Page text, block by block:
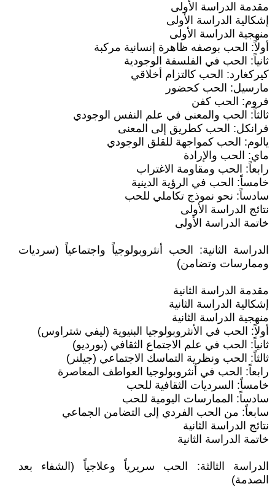
مقدمة الدراسة الأولى
إشكالية الدراسة الأولى
منهجية الدراسة الأولى
أولاً: الحب بوصفه ظاهرة إنسانية مركبة
ثانياً: الحب في الفلسفة الوجودية
كيركغارد: الحب كالتزام أخلاقي
مارسيل: الحب كحضور
فروم: الحب كفن
ثالثاً: الحب والمعنى في علم النفس الوجودي
فرانكل: الحب كطريق إلى المعنى
يالوم: الحب كمواجهة للقلق الوجودي
ماي: الحب والإرادة
رابعاً: الحب ومقاومة الاغتراب
خامساً: الحب في الرؤية الدينية
سادساً: نحو نموذج تكاملي للحب
نتائج الدراسة الأولى
خاتمة الدراسة الأولى
الدراسة الثانية: الحب أنثروبولوجياً واجتماعياً (سرديات
وممارسات وتضامن)
مقدمة الدراسة الثانية
إشكالية الدراسة الثانية
منهجية الدراسة الثانية
أولاً: الحب في الأنثروبولوجيا البنيوية (ليفي شتراوس)
ثانياً: الحب في علم الاجتماع الثقافي (بورديو)
ثالثاً: الحب ونظرية التماسك الاجتماعي (جيلنر)
رابعاً: الحب في أنثروبولوجيا العواطف المعاصرة
خامساً: السرديات الثقافية للحب
سادساً: الممارسات اليومية للحب
سابعاً: من الحب الفردي إلى التضامن الجماعي
نتائج الدراسة الثانية
خاتمة الدراسة الثانية
الدراسة الثالثة: الحب سريرياً وعلاجياً (الشفاء بعد
الصدمة)